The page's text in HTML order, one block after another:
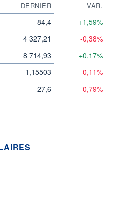
DERNIER
VAR.
84,4 +1,59%
4 327,21 -0,38%
8 714,93 +0,17%
1,15503 -0,11%
27,6 -0,79%